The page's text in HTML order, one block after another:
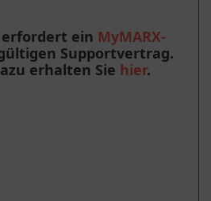
erfordert ein MyMARX-
Supportvertrag.
erhalten Sie hier.